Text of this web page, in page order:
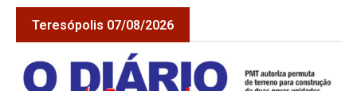
Teresópolis 07/08/2026